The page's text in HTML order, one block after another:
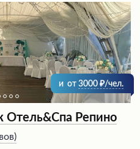
и от 3000 /чел.
Отель&Спа Репино
)